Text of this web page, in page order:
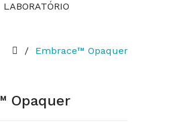
LABORATÓRIO
Embrace™ Opaquer
Opaquer